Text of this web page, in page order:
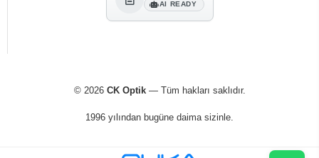
AI READY
© 2026 CK Optik— Tüm hakları saklıdır.
1996 yılından bugüne daima sizinle.